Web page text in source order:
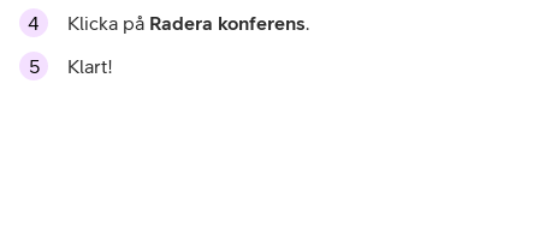
Klicka på Radera konferens.
Klart!